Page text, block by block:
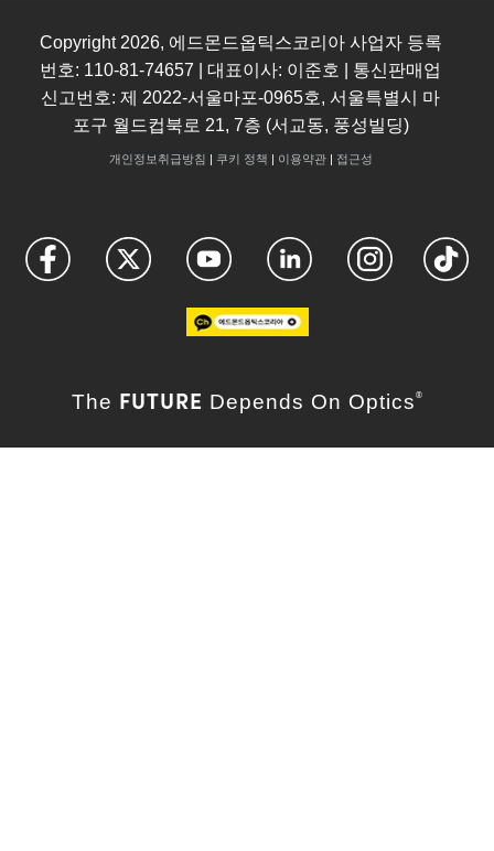
Copyright 2026, 에드몬드옵틱스코리아 사업자 등록
번호: 110-81-74657 | 대표이사: 이준호 | 통신판매업
신고번호: 제 2022-서울마포-0965호, 서울특별시 마
포구 월드컵북로 21, 7층 (서교동, 풍성빌딩)
개인정보취급방침 | 쿠키 정책 | 이용약관| 접근성
The FUTURE Depends On Optics ®